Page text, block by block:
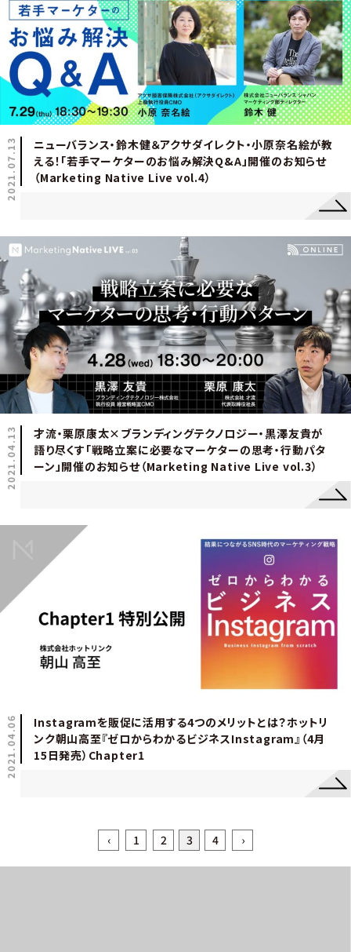
2021.07.13
ニューバランス・鈴木健＆アクサダイレクト・小原奈名絵が教
える！「若手マーケターのお悩み解決Q&A」開催のお知らせ
（Marketing Native Live vol.4）
2021.04.13
才流・栗原康太×ブランディングテクノロジー・黒澤友貴が
語り尽くす「戦略立案に必要なマーケターの思考・行動パタ
ーン」開催のお知らせ（Marketing Native Live vol.3）
2021.04.06
Instagramを販促に活用する4つのメリットとは？ホットリ
ンク朝山高至『ゼロからわかるビジネスInstagram』（4月
15日発売）Chapter1
‹ 1 2 3 4 ›